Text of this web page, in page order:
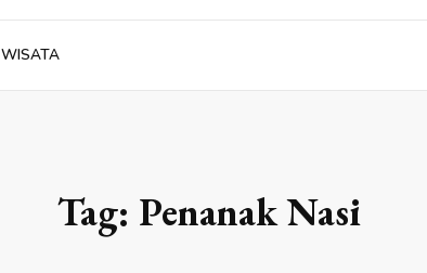
WISATA
Tag: Penanak Nasi